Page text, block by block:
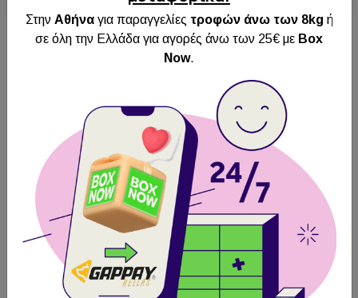
Στην Αθήνα για παραγγελίες τροφών άνω των 8kg ή
σε όλη την Ελλάδα για αγορές άνω των 25€ με Box
Now.